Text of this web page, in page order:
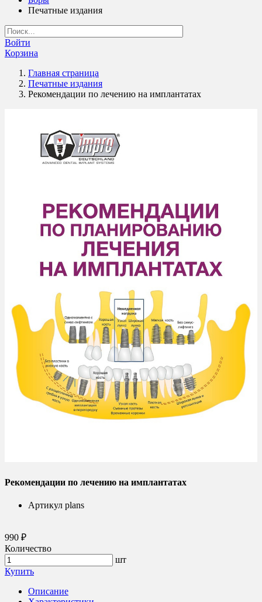
Печатные издания
Войти
Корзина
Главная страница
Печатные издания
Рекомендации по лечению на имплантатах
Рекомендации по лечению на имплантатах
Артикул plans
990 ₽
Количество
шт
Купить
Описание